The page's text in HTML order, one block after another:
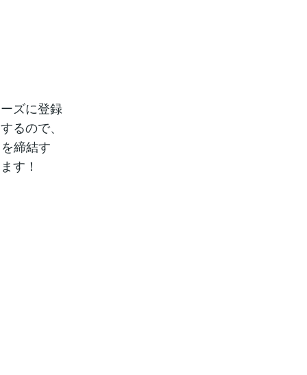
ズに登録
るので、
締結す
す！